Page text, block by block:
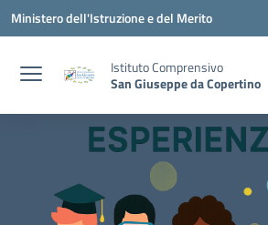
Vai ai contenuti
Vai al menu di navigazione
Vai al footer
Ministero dell'Istruzione e del Merito
Istituto Comprensivo
San Giuseppe da Copertino